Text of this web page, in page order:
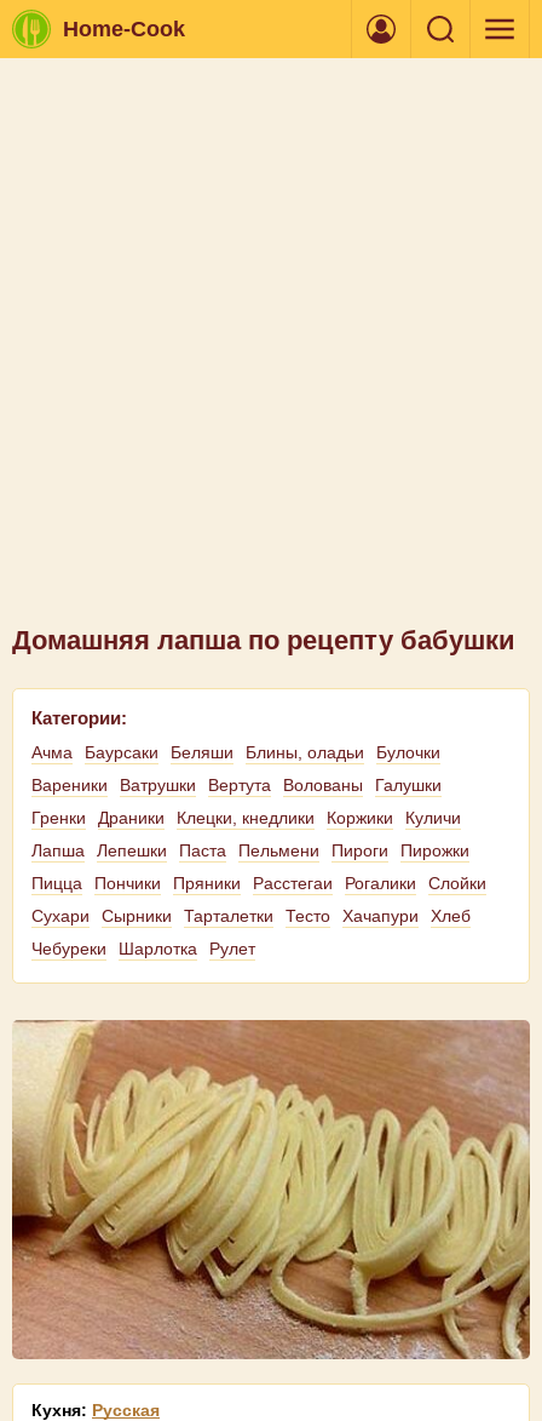
Home-Cook
Домашняя лапша по рецепту бабушки
Категории:
Ачма Баурсаки Беляши Блины, оладьи
Булочки
Вареники
Ватрушки Вертута Волованы
Галушки
Гренки
Драники Клецки, кнедлики Коржики
Куличи
Лапша
Лепешки Паста Пельмени Пироги
Пирожки
Пицца
Пончики Пряники Расстегаи Рогалики
Слойки
Сухари
Сырники Тарталетки Тесто Хачапури
Хлеб
Чебуреки
Шарлотка Рулет
Кухня: Русская